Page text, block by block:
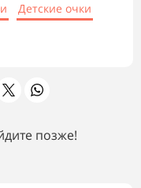
Детские очки
позже!